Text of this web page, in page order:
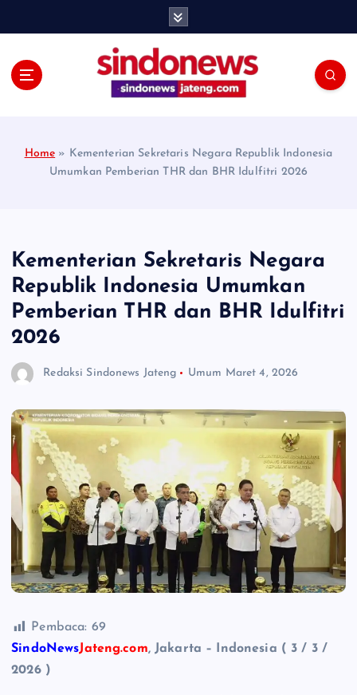
Home » Kementerian Sekretaris Negara Republik Indonesia
Umumkan Pemberian THR dan BHR Idulfitri 2026
Kementerian Sekretaris Negara
Republik Indonesia Umumkan
Pemberian THR dan BHR Idulfitri
2026
Redaksi Sindonews Jateng Umum Maret 4, 2026
Pembaca: 69
SindoNewsJateng.com, Jakarta – Indonesia ( 3 / 3 /
2026 )